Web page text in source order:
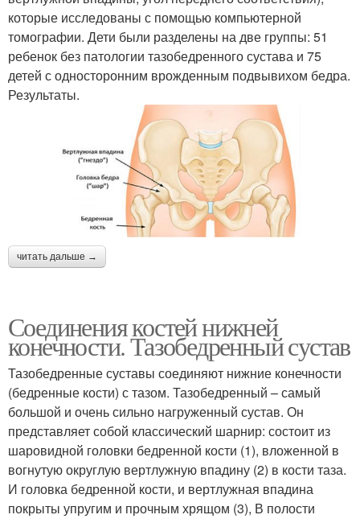
которые исследованы с помощью компьютерной
томографии. Дети были разделены на две группы: 51
ребенок без патологии тазобедренного сустава и 75
детей с односторонним врожденным подвывихом бедра.
Результаты.
читать дальше →
Соединения костей нижней
конечности. Тазобедренный сустав
Тазобедренные суставы соединяют нижние конечности
(бедренные кости) с тазом. Тазобедренный – самый
большой и очень сильно нагруженный сустав. Он
представляет собой классический шарнир: состоит из
шаровидной головки бедренной кости (1), вложенной в
вогнутую округлую вертлужную впадину (2) в кости таза.
И головка бедренной кости, и вертлужная впадина
покрыты упругим и прочным хрящом (3), В полости